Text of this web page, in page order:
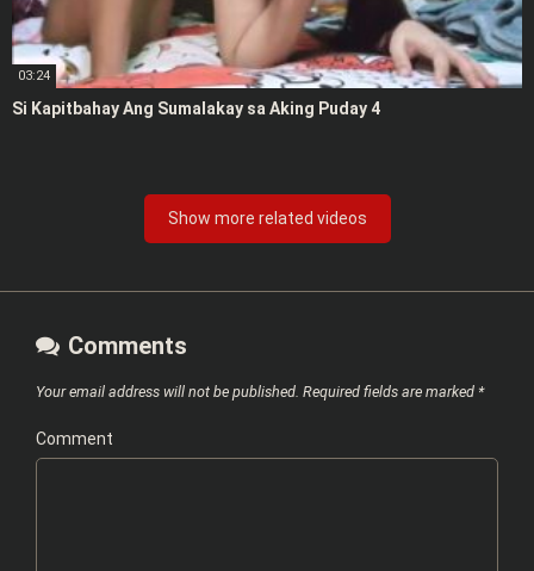
03:24
Si Kapitbahay Ang Sumalakay sa Aking Puday 4
Show more related videos
Comments
Your email address will not be published. Required fields are marked *
Comment